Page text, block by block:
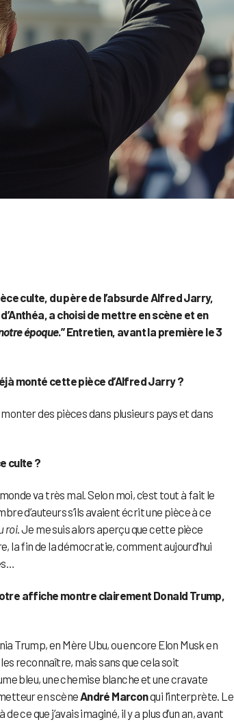
culte, du père de l’absurde Alfred Jarry,
a choisi de mettre en scène et en
époque.” Entretien, avant la première le 3
monté cette pièce d’Alfred Jarry ?
des pièces dans plusieurs pays et dans
culte ?
va très mal. Selon moi, c’est tout à fait le
d’auteurs s’ils avaient écrit une pièce à ce
roi. Je me suis alors aperçu que cette pièce
la fin de la démocratie, comment aujourd’hui
affiche montre clairement Donald Trump,
Trump, en Mère Ubu, ou encore Elon Musk en
reconnaître, mais sans que cela soit
bleu, une chemise blanche et une cravate
en scène André Marconqui l’interprète. Le
ce que j’avais imaginé, il y a plus d’un an, avant